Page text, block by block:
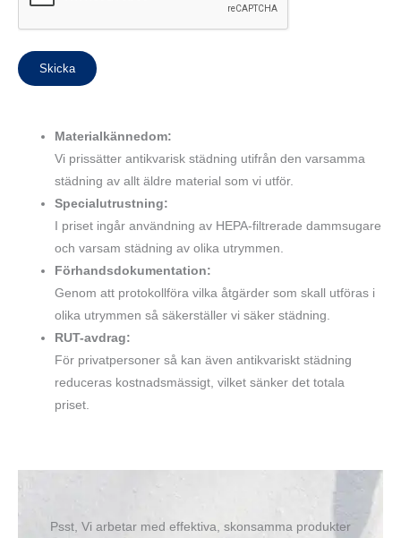
Skicka
Materialkännedom:
Vi prissätter antikvarisk städning utifrån den varsamma
städning av allt äldre material som vi utför.
Specialutrustning:
I priset ingår användning av HEPA-filtrerade dammsugare
och varsam städning av olika utrymmen.
Förhandsdokumentation:
Genom att protokollföra vilka åtgärder som skall utföras i
olika utrymmen så säkerställer vi säker städning.
RUT-avdrag:
För privatpersoner så kan även antikvariskt städning
reduceras kostnadsmässigt, vilket sänker det totala
priset.
Psst, Vi arbetar med effektiva, skonsamma produkter